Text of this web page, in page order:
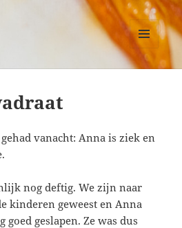
MENU
EN
vanacht: Anna is ziek en
nog deftig. We zijn naar
kinderen geweest en Anna
geslapen. Ze was dus